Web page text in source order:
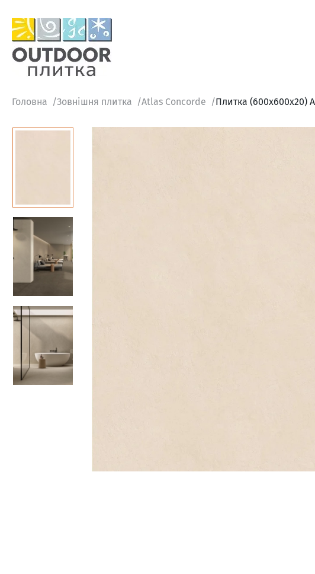
Головна Зовнішня плитка Atlas Concorde Плитка (600x600x20)